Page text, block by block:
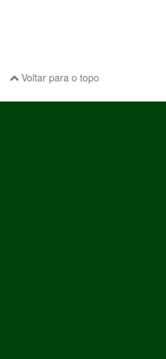
Voltar para o topo